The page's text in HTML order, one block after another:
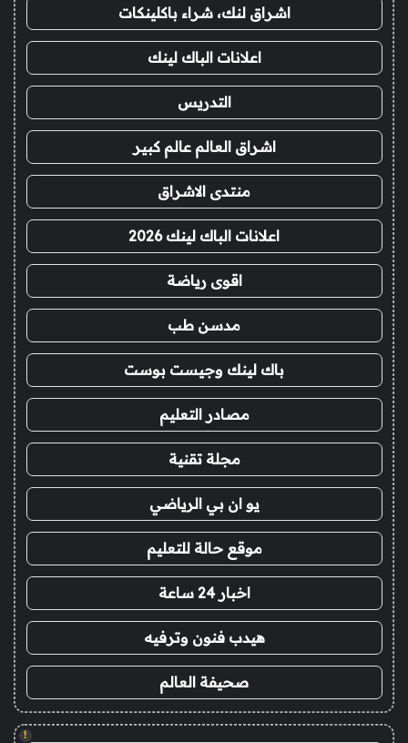
اشراق لنك، شراء باكلينكات
اعلانات الباك لينك
التدريس
اشراق العالم عالم كبير
منتدى الاشراق
اعلانات الباك لينك 2026
اقوى رياضة
مدسن طب
باك لينك وجيست بوست
مصادر التعليم
مجلة تقنية
يو ان بي الرياضي
موقع حالة للتعليم
اخبار 24 ساعة
هيدب فنون وترفيه
صحيفة العالم
!